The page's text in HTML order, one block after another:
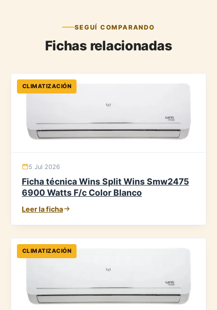
SEGUÍ COMPARANDO
Fichas relacionadas
CLIMATIZACIÓN
5 Jul 2026
Ficha técnica Wins Split Wins Smw2475
6900 Watts F/c Color Blanco
Leer la ficha
CLIMATIZACIÓN